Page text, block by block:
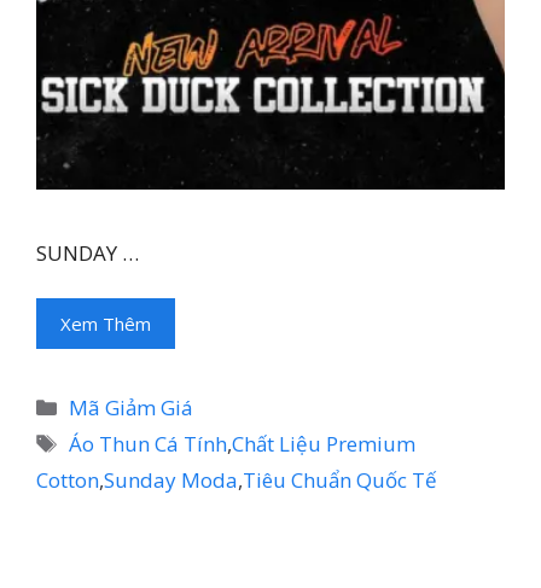
SUNDAY …
Xem Thêm
Danh
mục
Mã Giảm Giá
Thẻ
Áo Thun Cá Tính,Chất Liệu Premium
Cotton,Sunday Moda,Tiêu Chuẩn Quốc Tế